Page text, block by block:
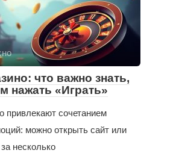
что важно знать,
нажать «Играть»
привлекают сочетанием
можно открыть сайт или
несколько